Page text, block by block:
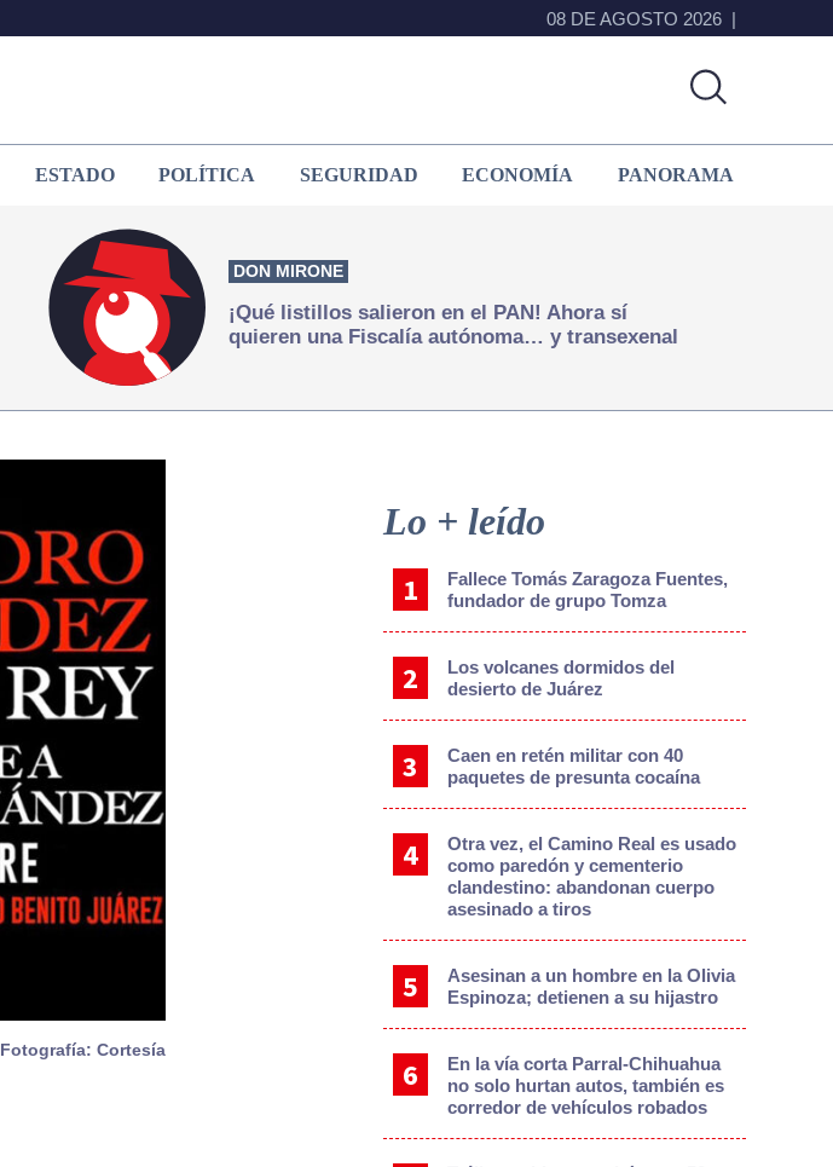
08 DE AGOSTO 2026
ESTADO POLÍTICA SEGURIDAD ECONOMÍA PANORAMA
DON MIRONE
¡Qué listillos salieron en el PAN! Ahora sí
quieren una Fiscalía autónoma… y transexenal
Fotografía: Cortesía
Sidebar
Lo + leído
Fallece Tomás Zaragoza Fuentes,
fundador de grupo Tomza
Los volcanes dormidos del
desierto de Juárez
Caen en retén militar con 40
paquetes de presunta cocaína
Otra vez, el Camino Real es usado
como paredón y cementerio
clandestino: abandonan cuerpo
asesinado a tiros
Asesinan a un hombre en la Olivia
Espinoza; detienen a su hijastro
En la vía corta Parral-Chihuahua
no solo hurtan autos, también es
corredor de vehículos robados